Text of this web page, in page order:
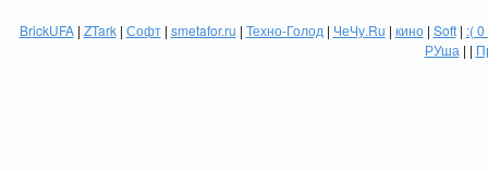
BrickUFA| ZTark| Софт| smetafor.ru | Техно-Голод | ЧеЧу.Ru | кино| Soft| :(
РУша | |